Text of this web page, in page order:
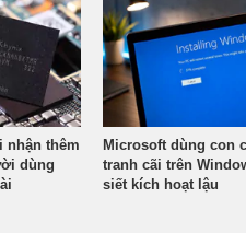
nhận thêm
dùng
Microsoft dùng con
tranh cãi trên
siết kích hoạt lậu